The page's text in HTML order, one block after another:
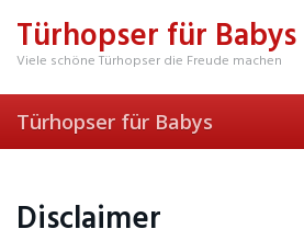
mainTürhopser für Babys
Viele schöne Türhopser die Freude machen
Türhopser für Babys
Disclaimer